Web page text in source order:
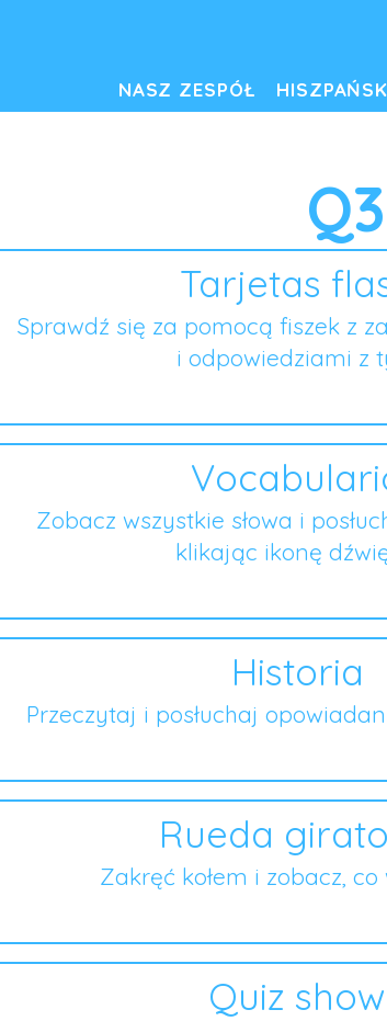
NASZ ZESPÓŁ
Tarjetas
Sprawdź się za pomocą fiszek z
i odpowiedziami z
Zobacz wszystkie słowa i
klikając ikonę
Historia
Przeczytaj i posłuchaj
Rueda
Zakręć kołem i zobacz,
Quiz show